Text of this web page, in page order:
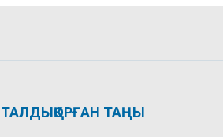
ТАЛДЫҚОРҒАН ТАҢЫ